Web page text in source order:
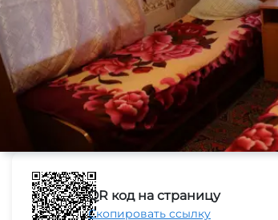
QR код на страницу
Скопировать ссылку